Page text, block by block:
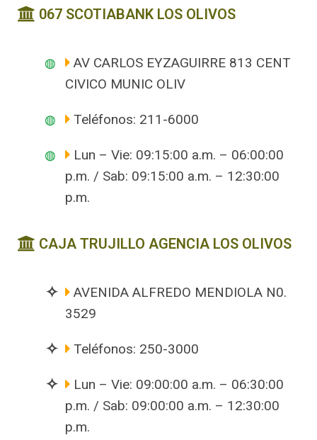
067 SCOTIABANK LOS OLIVOS
AV CARLOS EYZAGUIRRE 813 CENT
CIVICO MUNIC OLIV
Teléfonos: 211-6000
Lun – Vie: 09:15:00 a.m. – 06:00:00
p.m. / Sab: 09:15:00 a.m. – 12:30:00
p.m.
CAJA TRUJILLO AGENCIA LOS OLIVOS
AVENIDA ALFREDO MENDIOLA N0.
3529
Teléfonos: 250-3000
Lun – Vie: 09:00:00 a.m. – 06:30:00
p.m. / Sab: 09:00:00 a.m. – 12:30:00
p.m.